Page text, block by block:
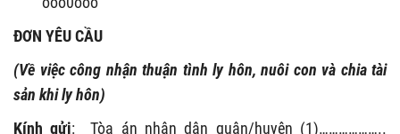
ĐƠN YÊU CẦU
(Về việc công nhận thuận tình ly hôn, nuôi con và chia tài
sản khi ly hôn)
Kính gửi: Tòa án nhân dân quận/huyện (1)………………..